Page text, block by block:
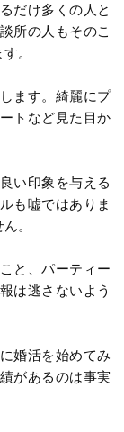
だけ多くの人と
所の人もそのこ
。
ます。綺麗にプ
トなど見た目か
い印象を与える
も嘘ではありま
。
と、パーティー
は逃さないよう
婚活を始めてみ
があるのは事実